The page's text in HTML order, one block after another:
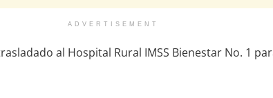
ADVERTISEMENT
al Hospital Rural IMSS Bienestar No. 1